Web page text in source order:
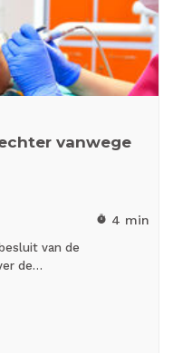
vanwege
timer 4 min
van de
de…